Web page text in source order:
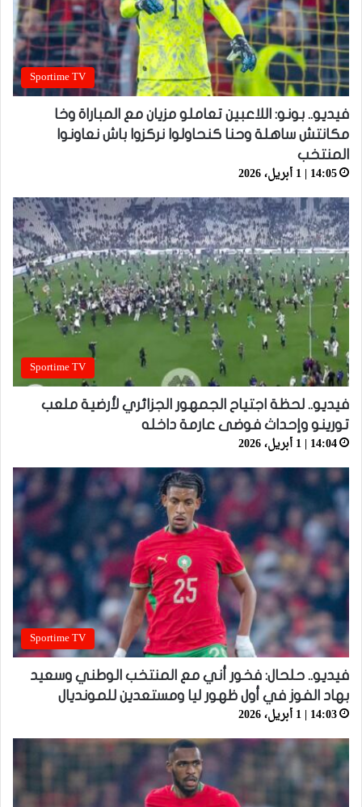
Sportime TV
فيديو.. بونو: اللاعبين تعاملو مزيان مع المباراة وخا
مكانتش ساهلة وحنا كنحاولوا نركزوا باش نعاونوا
المنتخب
14:05 | 1 أبريل، 2026
Sportime TV
فيديو.. لحظة اجتياح الجمهور الجزائري لأرضية ملعب
تورينو وإحداث فوضى عارمة داخله
14:04 | 1 أبريل، 2026
Sportime TV
فيديو.. حلحال: فخور أني مع المنتخب الوطني وسعيد
بهاد الفوز في أول ظهور ليا ومستعدين للمونديال
14:03 | 1 أبريل، 2026